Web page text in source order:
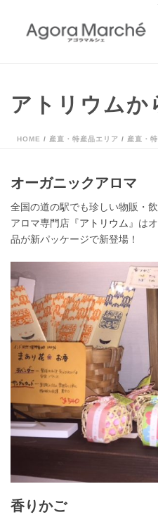
アトリウムか
HOME / 産直・特産品エリア / 産直・
オーガニックアロマ
全国の道の駅でも珍しい物販・
アロマ専門店『アトリウム 』は
品が新パッケージで新登場！
香りかご